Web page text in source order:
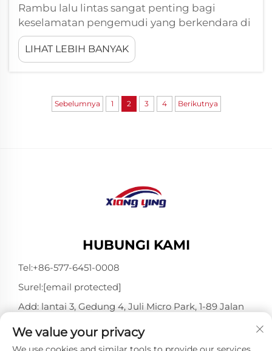
Rambu lalu lintas sangat penting bagi
keselamatan pengemudi yang berkendara di
jalan. Rambu-rambu ini memberi tahu
pengemudi di mana mereka harus
mengemudi, memperingatkan mereka
memberikan informasi yang berguna.
Namun ada satu masalah. Beberapa rambu
LIHAT LEBIH BANYAK
Sebelumnya 1 2 3 4 Berikutnya
HUBUNGI KAMI
Tel:+86-577-6451-0008
Surel:[email protected]
Add: lantai 3, Gedung 4, Juli Micro Park, 1-89 Jalan
325802
We value your privacy